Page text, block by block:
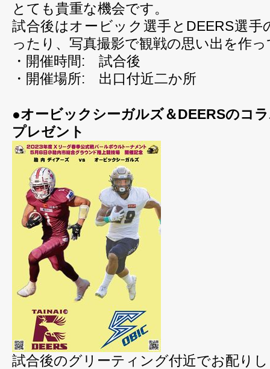
とても貴重な機会です。
試合後はオービック選手とDEERS選
ったり、写真撮影で観戦の思い出を作
・開催時間: 試合後
・開催場所: 出口付近二か所
●オービックシーガルズ＆DEERSのコ
プレゼント
試合後のグリーティング付近でお配り